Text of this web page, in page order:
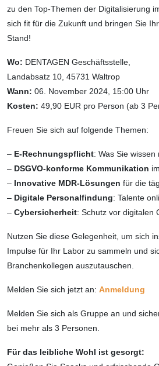
zu den Top-Themen der Digitalisierung
sich fit für die Zukunft und bringen Sie
Stand!
Wo: DENTAGEN Geschäftsstelle,
Landabsatz 10, 45731 Waltrop
Wann: 06. November 2024, 15:00 Uhr
Kosten: 49,90 EUR pro Person (ab 3
Freuen Sie sich auf folgende Themen:
– E-Rechnungspflicht: Was Sie wissen
– DSGVO-konforme Kommunikation
– Innovative MDR-Lösungen für die
– Digitale Personalfindung: Talente
– Cybersicherheit: Schutz vor digitalen
Nutzen Sie diese Gelegenheit, um sich
Impulse für Ihr Labor zu sammeln und
Branchenkollegen auszutauschen.
Melden Sie sich jetzt an: Anmeldung
Melden Sie sich als Gruppe an und
bei mehr als 3 Personen.
Für das leibliche Wohl ist gesorgt: